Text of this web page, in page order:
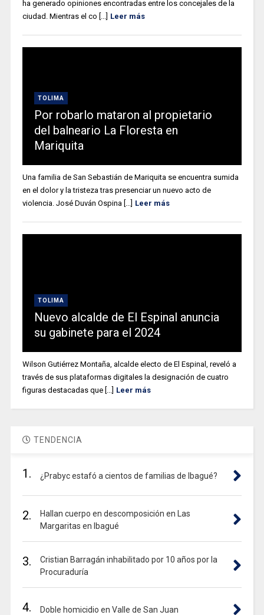
ha generado opiniones encontradas entre los concejales de la
ciudad. Mientras el co [...] Leer más
TOLIMA
Por robarlo mataron al propietario
del balneario La Floresta en
Mariquita
Una familia de San Sebastián de Mariquita se encuentra sumida
en el dolor y la tristeza tras presenciar un nuevo acto de
violencia. José Duván Ospina [...] Leer más
TOLIMA
Nuevo alcalde de El Espinal anuncia
su gabinete para el 2024
Wilson Gutiérrez Montaña, alcalde electo de El Espinal, reveló a
través de sus plataformas digitales la designación de cuatro
figuras destacadas que [...] Leer más
TENDENCIA
1. ¿Prabyc estafó a cientos de familias de Ibagué?
2.
Hallan cuerpo en descomposición en Las
Margaritas en Ibagué
3.
Cristian Barragán inhabilitado por 10 años por la
Procuraduría
4. Doble homicidio en Valle de San Juan